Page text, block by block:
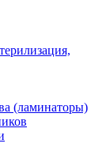
(ламинаторы)